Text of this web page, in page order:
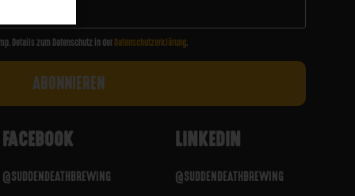
Details zum Datenschutz in der Datenschutzerklärung.
FACEBOOK
@SUDDENDEATHBREWING
LINKEDIN
@SUDDENDEATHBREWING